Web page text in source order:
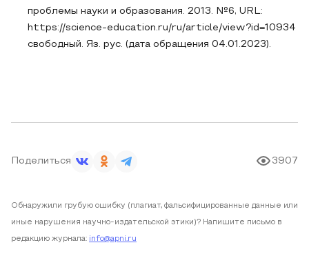
проблемы науки и образования. 2013. №6, URL:
https://science-education.ru/ru/article/view?id=10934
свободный. Яз. рус. (дата обращения 04.01.2023).
Поделиться 3907
Обнаружили грубую ошибку (плагиат, фальсифицированные данные или
иные нарушения научно-издательской этики)? Напишите письмо в
редакцию журнала: info@apni.ru